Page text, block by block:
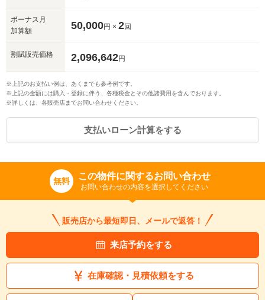
ボーナス月
加算額
50,000円 × 2回
割賦販売価格 2,096,642円
※上記のお支払い例は、あくまでも参考例です。
※上記の金額には購入・登録に伴う、各種税金とその他諸費用を含んでおります。
※詳しくは、各販売店までお問い合わせください。
支払いローン計算をする
無料 この物件に関するお問い合わせ
お問い合わせの内容を選択してください
販売店から最短即日、メールで返答！
来店予約をする
在庫確認・見積依頼をする